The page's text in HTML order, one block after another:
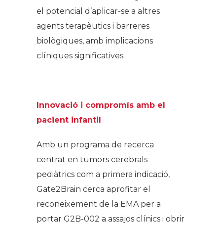
el potencial d’aplicar-se a altres
agents terapèutics i barreres
biològiques, amb implicacions
clíniques significatives.
Innovació i compromís amb el
pacient infantil
Amb un programa de recerca
centrat en tumors cerebrals
pediàtrics com a primera indicació,
Gate2Brain cerca aprofitar el
reconeixement de la EMA per a
portar G2B-002 a assajos clínics i obrir